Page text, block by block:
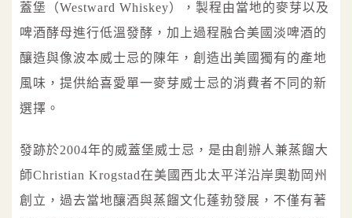
蓋堡（Westward Whiskey），製程由當地的麥芽以及
啤酒酵母進行低溫發酵，加上過程融合美國淡啤酒的
釀造與像波本威士忌的陳年，創造出美國獨有的產地
風味，提供給喜愛單一麥芽威士忌的消費者不同的新
選擇。
發跡於2004年的威蓋堡威士忌，是由創辦人兼蒸餾大
師Christian Krogstad在美國西北太平洋沿岸奧勒岡州
創立，過去當地釀酒與蒸餾文化蓬勃發展，不僅有著